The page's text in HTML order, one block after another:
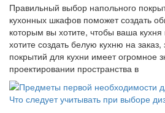
Правильный выбор напольного
кухонных шкафов поможет создать
которым вы хотите, чтобы ваша
хотите создать белую кухню на
покрытий для кухни имеет огромное
проектировании пространства в